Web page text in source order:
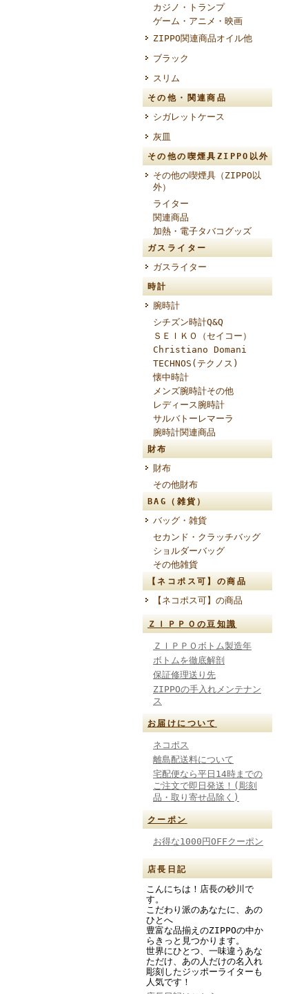
カジノ・トランプ
ゲーム・アニメ・映画
ZIPPO関連商品オイル他
ブラック
スリム
その他・関連商品
シガレットケース
灰皿
その他の喫煙具ZIPPO以外
その他の喫煙具（ZIPPO以
外）
ライター
関連商品
加熱・電子タバコグッズ
ガスライター
ガスライター
時計
腕時計
シチズン時計Q&Q
ＳＥＩＫＯ（セイコー）
Christiano Domani
TECHNOS(テクノス)
懐中時計
メンズ腕時計その他
レディース腕時計
サルバトーレマーラ
腕時計関連商品
財布
財布
その他財布
BAG（雑貨）
バッグ・雑貨
セカンド・クラッチバッグ
ショルダーバッグ
その他雑貨
【ネコポス可】の商品
【ネコポス可】の商品
ＺＩＰＰＯの豆知識
ＺＩＰＰＯボトム製造年
ボトムを徹底解剖
保証修理送り先
ZIPPOの手入れメンテナン
ス
お届けについて
ネコポス
離島配送料について
宅配便なら平日14時までの
ご注文で即日発送！(彫刻
品・取り寄せ品除く)
クーポン
お得な1000円OFFクーポン
店長日記
こんにちは！店長の砂川で
す。
こだわり派のあなたに、あの
ひとへ
豊富な品揃えのZIPPOの中か
らきっと見つかります。
世界にひとつ、一味違うあな
ただけ、あの人だけの名入れ
彫刻したジッポーライターも
人気です！